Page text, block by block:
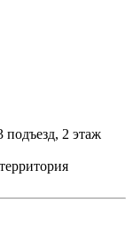
подъезд, 2 этаж